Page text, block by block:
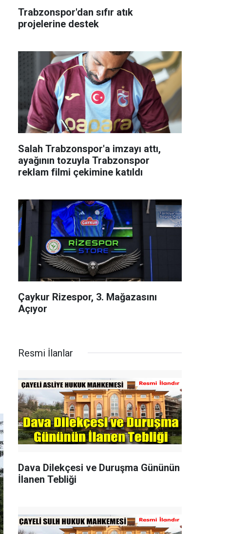
Trabzonspor'dan sıfır atık
projelerine destek
Salah Trabzonspor'a imzayı attı,
ayağının tozuyla Trabzonspor
reklam filmi çekimine katıldı
Çaykur Rizespor, 3. Mağazasını
Açıyor
Resmi İlanlar
Dava Dilekçesi ve Duruşma Gününün
İlanen Tebliği